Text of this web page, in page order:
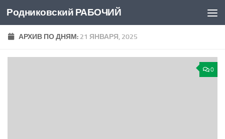
Перейти к содержимому
Родниковский РАБОЧИЙ
АРХИВ ПО ДНЯМ: 21 ЯНВАРЯ, 2025
0